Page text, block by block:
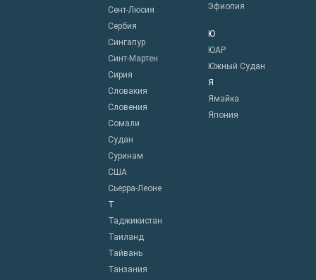
Сент-Люсия
Сербия
Сингапур
Синт-Мартен
Сирия
Словакия
Словения
Сомали
Судан
Суринам
США
Сьерра-Леоне
Т
Таджикистан
Таиланд
Тайвань
Танзания
Эфиопия
Ю
ЮАР
Южный Судан
Я
Ямайка
Япония